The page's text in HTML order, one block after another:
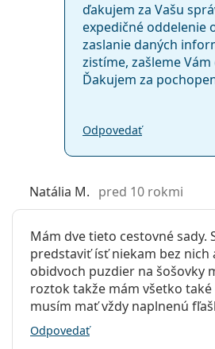
ďakujem za Vašu
expedičné oddelenie
zaslanie daných
zistíme, zašleme Vám
Ďakujem za
Odpovedať
Natália M. pred 10 rokmi
Mám dve tieto cestovné sady.
predstaviť ísť niekam bez nich
obidvoch puzdier na šošovky
roztok takže mám všetko také
musím mať vždy naplnenú
Odpovedať